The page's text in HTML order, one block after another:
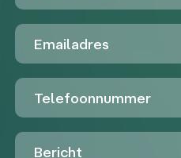
Emailadres
Telefoon
Untitled